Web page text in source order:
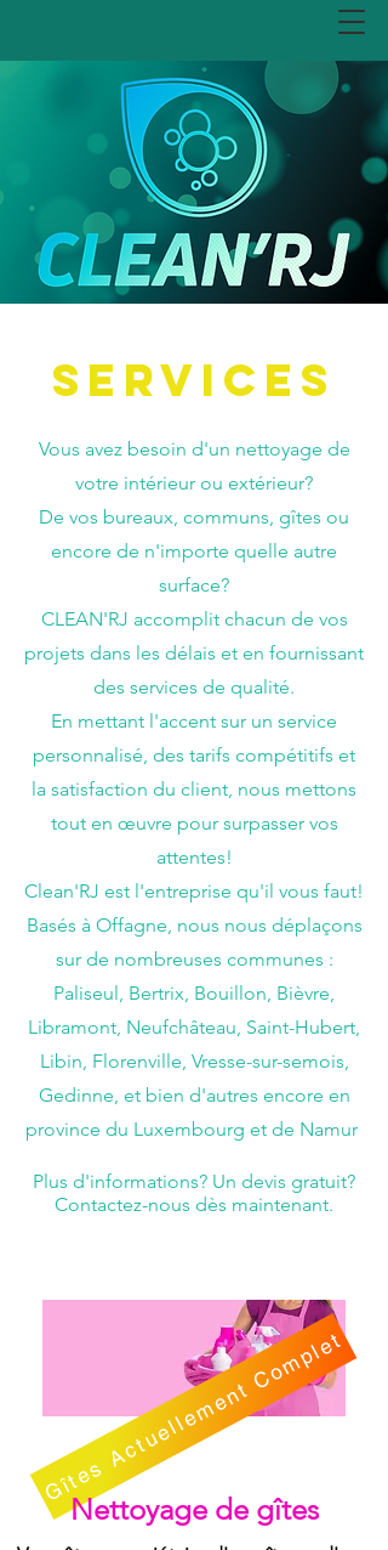
Services
Vous avez besoin d'un nettoyage de
votre intérieur ou extérieur?
De vos bureaux, communs, gîtes ou
encore de n'importe quelle autre
surface?
CLEAN'RJ accomplit chacun de vos
projets dans les délais et en fournissant
des services de qualité.
En mettant l'accent sur un service
personnalisé, des tarifs compétitifs et
la satisfaction du client, nous mettons
tout en œuvre pour surpasser vos
attentes!
Clean'RJ est l'entreprise qu'il vous faut!
Basés à Offagne, nous nous déplaçons
sur de nombreuses communes :
Paliseul, Bertrix, Bouillon, Bièvre,
Libramont, Neufchâteau, Saint-Hubert,
Libin, Florenville, Vresse-sur-semois,
Gedinne, et bien d'autres encore en
province du Luxembourg et de Namur
Plus d'informations? Un devis gratuit?
Contactez-nous dès maintenant.
Gîtes Actuellement Complet
Nettoyage de gîtes